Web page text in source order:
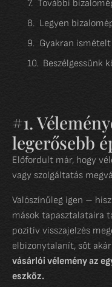
További
Legyen
Gyakran
Beszélgessünk
#1.
legerősebb
Előfordult már, hogy
vagy szolgáltatás
Valószínűleg igen –
mások tapasztalataira
pozitív visszajelzés
elbizonytalanít, sőt
vásárlói vélemény az
eszköz.